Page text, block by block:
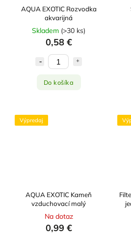
AQUA EXOTIC Rozvodka
akvarijná
Skladem (>30 ks)
0,58 €
Do košíka
Výpredaj
AQUA EXOTIC Kameň
vzduchovací malý
Na dotaz
0,99 €